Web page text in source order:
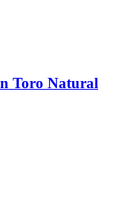
Toro Natural